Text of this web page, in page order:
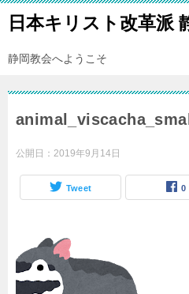
日本キリスト改革派
静岡教会へようこそ
animal_viscacha_small
公開日： 2019年9月14日
Tweet 0